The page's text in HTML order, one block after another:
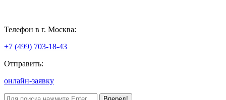
Телефон в г. Москва:
+7 (499) 703-18-43
Отправить:
онлайн-заявку